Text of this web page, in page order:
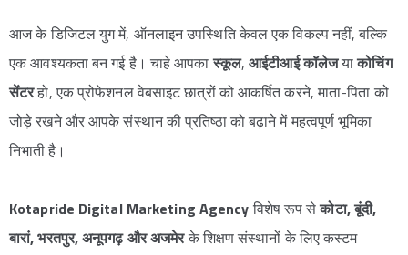
आज के डिजिटल युग में, ऑनलाइन उपस्थिति केवल एक विकल्प नहीं, बल्कि
एक आवश्यकता बन गई है। चाहे आपकास्कूल,आईटीआई कॉलेजयाकोचिंग
सेंटरहो, एक प्रोफेशनल वेबसाइट छात्रों को आकर्षित करने, माता-पिता को
जोड़े रखने और आपके संस्थान की प्रतिष्ठा को बढ़ाने में महत्वपूर्ण भूमिका
निभाती है।
Kotapride Digital Marketing Agencyविशेष रूप सेकोटा, बूंदी,
बारां, भरतपुर, अनूपगढ़ और अजमेरके शिक्षण संस्थानों के लिए कस्टम